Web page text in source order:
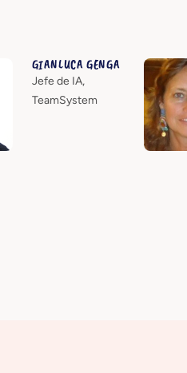
GIANLUCA GENGA
Jefe de IA,
TeamSystem